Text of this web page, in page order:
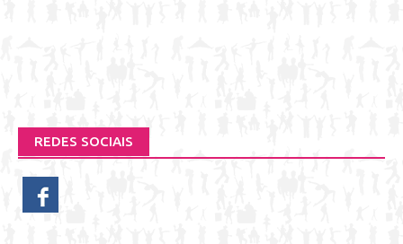
REDES SOCIAIS